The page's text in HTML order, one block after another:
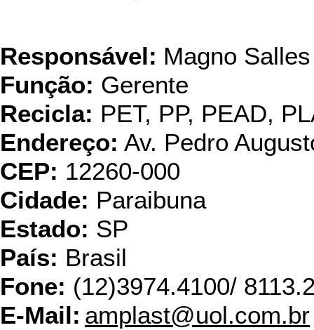
Responsável: Magno Salles
Função: Gerente
Recicla: PET, PP, PEAD,
Endereço: Av. Pedro
CEP: 12260-000
Cidade: Paraibuna
Estado: SP
País: Brasil
Fone: (12)3974.4100/
E-Mail: amplast@uol.com.br